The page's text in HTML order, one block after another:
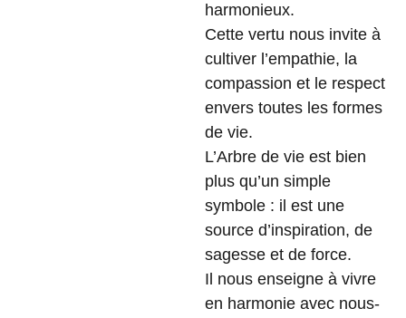
harmonieux.
Cette vertu nous invite à
cultiver l’empathie, la
compassion et le respect
envers toutes les formes
de vie.
L’Arbre de vie est bien
plus qu’un simple
symbole : il est une
source d’inspiration, de
sagesse et de force.
Il nous enseigne à vivre
en harmonie avec nous-